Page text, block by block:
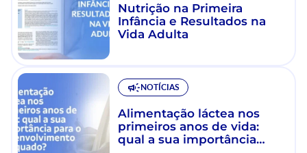
Nutrição na Primeira
Infância e Resultados na
Vida Adulta
NOTÍCIAS
Alimentação láctea nos
primeiros anos de vida:
qual a sua importância